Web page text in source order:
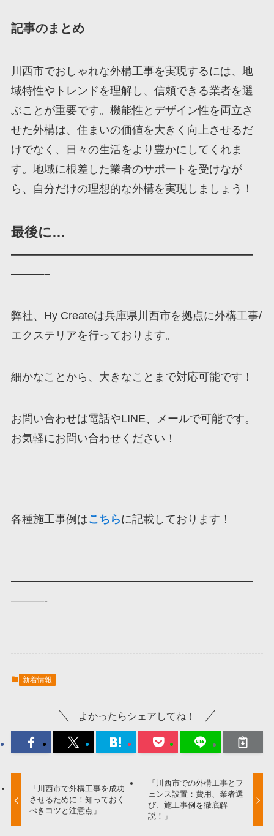
記事のまとめ
川西市でおしゃれな外構工事を実現するには、地
域特性やトレンドを理解し、信頼できる業者を選
ぶことが重要です。機能性とデザイン性を両立さ
せた外構は、住まいの価値を大きく向上させるだ
けでなく、日々の生活をより豊かにしてくれま
す。地域に根差した業者のサポートを受けなが
ら、自分だけの理想的な外構を実現しましょう！
最後に…
——————————————————————
———–
弊社、Hy Createは兵庫県川西市を拠点に外構工事/
エクステリアを行っております。
細かなことから、大きなことまで対応可能です！
お問い合わせは電話やLINE、メールで可能です。
お気軽にお問い合わせください！
各種施工事例はこちらに記載しております！
——————————————————————
———-
新着情報
よかったらシェアしてね！
「川西市で外構工事を成功
させるために！知っておく
べきコツと注意点」
「川西市での外構工事とフ
ェンス設置：費用、業者選
び、施工事例を徹底解
説！」